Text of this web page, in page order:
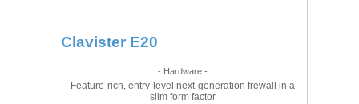
Clavister E20
- Hardware -
Feature-rich, entry-level next-generation frewall in a
slim form factor